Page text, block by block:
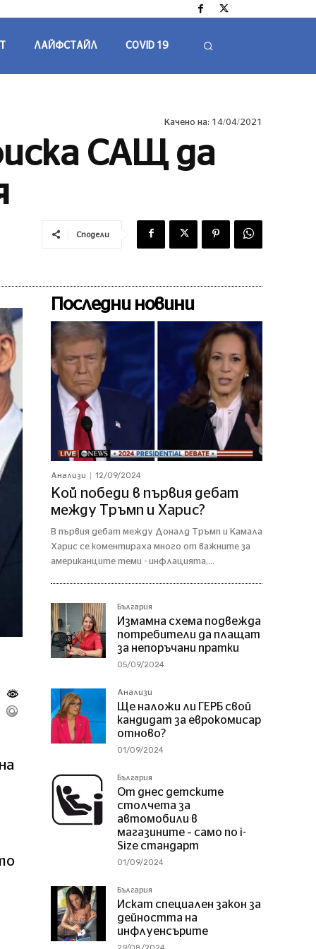
ЛАЙФСТАЙЛ COVID 19
Качено на: 14/04/2021
САЩ да
Сподели
Последни новини
Анализи 12/09/2024
Кой победи в първия дебат
между Тръмп и Харис?
В първия дебат между Доналд Тръмп и Камала
Харис се коментираха много от важните за
американците теми - инфлацията,...
България
Измамна схема подвежда
потребители да плащат
за непоръчани пратки
05/09/2024
Анализи
Ще наложи ли ГЕРБ свой
кандидат за еврокомисар
отново?
01/09/2024
България
От днес детските
столчета за
автомобили в
магазините – само по i-
Size стандарт
01/09/2024
България
Искат специален закон за
дейността на
инфлуенсърите